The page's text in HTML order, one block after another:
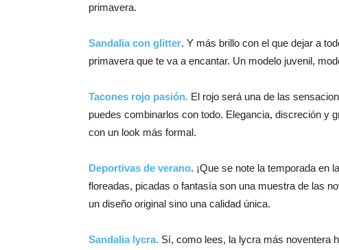
primavera.
Sandalia con glitter. Y más brillo con el que dejar a
primavera que te va a encantar. Un modelo juvenil,
Tacones rojo pasión. El rojo será una de las
puedes combinarlos con todo. Elegancia, discreción y
con un look más formal.
Deportivas de verano. ¡Que se note la temporada en
floreadas, picadas o fantasía son una muestra de las
un diseño original sino una calidad única.
Sandalia lycra. Sí, como lees, la lycra más noventera